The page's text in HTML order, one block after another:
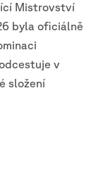
Mistrovství
byla oficiálně
v
složení